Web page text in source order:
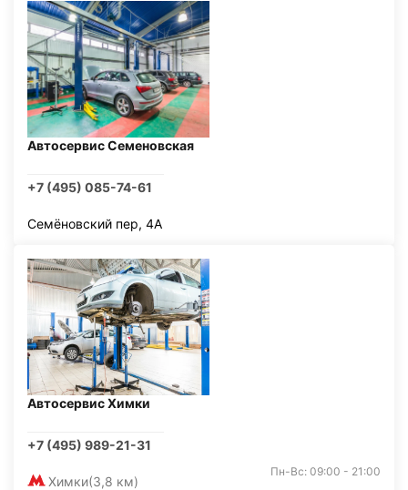
Автосервис Семеновская
+7 (495) 085-74-61
Семёновский пер, 4А
Автосервис Химки
+7 (495) 989-21-31
Химки(3,8 км)
Пн-Вс: 09:00 - 21:00